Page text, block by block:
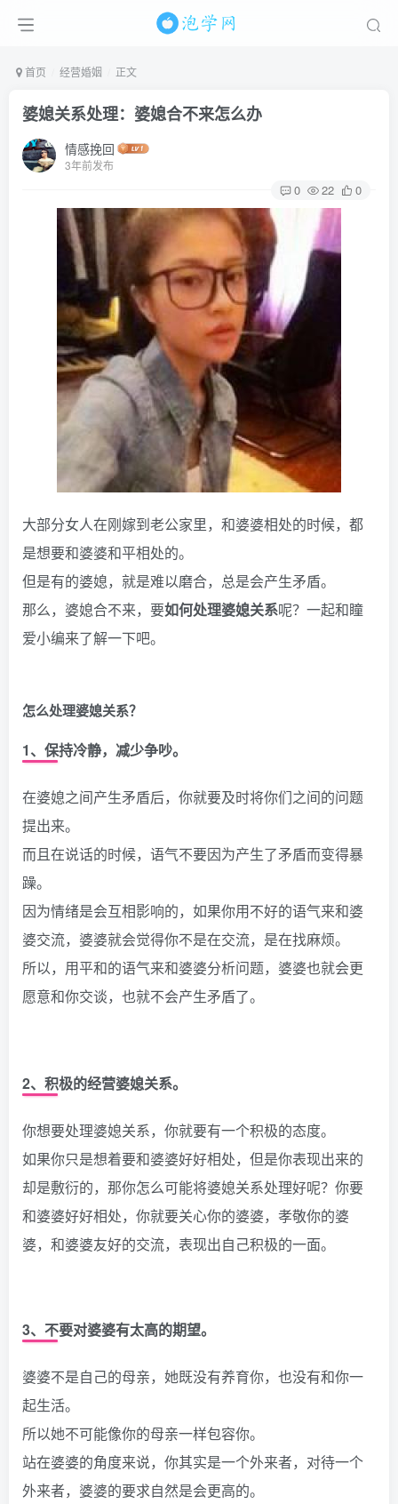
首页 经营婚姻 正文
婆媳关系处理：婆媳合不来怎么办
情感挽回
3年前发布
0 22 0
大部分女人在刚嫁到老公家里，和婆婆相处的时候，都
是想要和婆婆和平相处的。
但是有的婆媳，就是难以磨合，总是会产生矛盾。
那么，婆媳合不来，要如何处理婆媳关系呢？一起和瞳
爱小编来了解一下吧。
怎么处理婆媳关系？
1、保持冷静，减少争吵。
在婆媳之间产生矛盾后，你就要及时将你们之间的问题
提出来。
而且在说话的时候，语气不要因为产生了矛盾而变得暴
躁。
因为情绪是会互相影响的，如果你用不好的语气来和婆
婆交流，婆婆就会觉得你不是在交流，是在找麻烦。
所以，用平和的语气来和婆婆分析问题，婆婆也就会更
愿意和你交谈，也就不会产生矛盾了。
2、积极的经营婆媳关系。
你想要处理婆媳关系，你就要有一个积极的态度。
如果你只是想着要和婆婆好好相处，但是你表现出来的
却是敷衍的，那你怎么可能将婆媳关系处理好呢？你要
和婆婆好好相处，你就要关心你的婆婆，孝敬你的婆
婆，和婆婆友好的交流，表现出自己积极的一面。
3、不要对婆婆有太高的期望。
婆婆不是自己的母亲，她既没有养育你，也没有和你一
起生活。
所以她不可能像你的母亲一样包容你。
站在婆婆的角度来说，你其实是一个外来者，对待一个
外来者，婆婆的要求自然是会更高的。